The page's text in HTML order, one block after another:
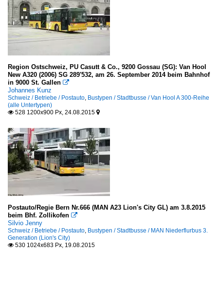
Region Ostschweiz, PU Casutt & Co., 9200 Gossau (SG): Van Hool
New A320 (2006) SG 289'532, am 26. September 2014 beim Bahnhof
in 9000 St. Gallen 
Johannes Kunz
Schweiz / Betriebe / Postauto, Bustypen / Stadtbusse / Van Hool A 300-Reihe
(alle Untertypen)
 528 1200x900 Px, 24.08.2015 
Postauto/Regie Bern Nr.666 (MAN A23 Lion's City GL) am 3.8.2015
beim Bhf. Zollikofen 
Silvio Jenny
Schweiz / Betriebe / Postauto, Bustypen / Stadtbusse / MAN Niederflurbus 3.
Generation (Lion's City)
 530 1024x683 Px, 19.08.2015